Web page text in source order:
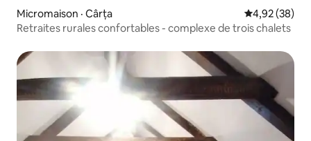
Micromaison · Cârța Note
4,92 (38)
Retraites rurales confortables - complexe de trois chalets